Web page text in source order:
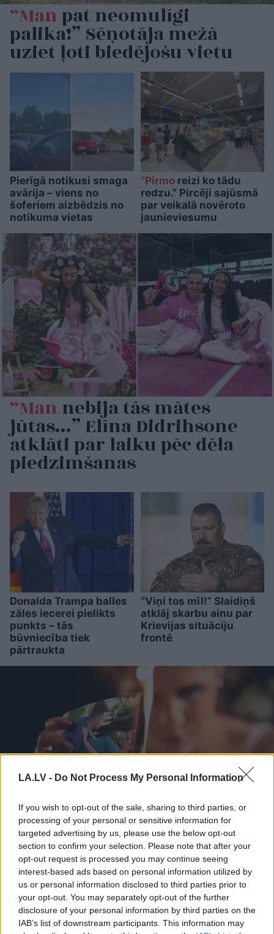
LA.LV - Do Not Process My Personal Information
If you wish to opt-out of the sale, sharing to third parties, or
processing of your personal or sensitive information for
targeted advertising by us, please use the below opt-out
section to confirm your selection. Please note that after your
opt-out request is processed you may continue seeing
interest-based ads based on personal information utilized by
us or personal information disclosed to third parties prior to
your opt-out. You may separately opt-out of the further
disclosure of your personal information by third parties on the
IAB’s list of downstream participants. This information may
“Manpat neomulīgi
palika!” Sēņotāja mežā
uziet ļoti biedējošu vietu
Pierīgā notikusi smaga
avārija – viens no
šoferiem aizbēdzis no
notikuma vietas
“Pirmoreizi ko tādu
redzu.” Pircēji sajūsmā
par veikalā novēroto
jaunieviesumu
“Mannebija tās mātes
jūtas…” Elīna Didrihsone
atklāti par laiku pēc dēla
piedzimšanas
Donalda Trampa balles
zāles iecerei pielikts
punkts – tās
būvniecība tiek
pārtraukta
“Viņi tos mīl!” Slaidiņš
atklāj skarbu ainu par
Krievijas situāciju
frontē
Ar šo zodiaka zīmju
pārstāvjiem labāk
nestrīdēties: viņi vienmēr
atradīs veidu, kā pamatīgi
atriebties